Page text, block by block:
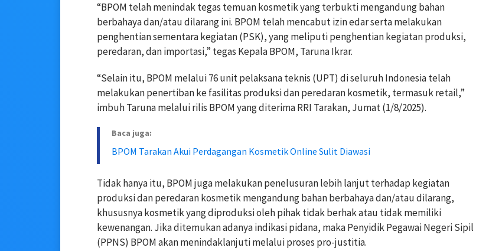
“BPOM telah menindak tegas temuan kosmetik yang terbukti mengandung bahan
berbahaya dan/atau dilarang ini. BPOM telah mencabut izin edar serta melakukan
penghentian sementara kegiatan (PSK), yang meliputi penghentian kegiatan produksi,
peredaran, dan importasi,” tegas Kepala BPOM, Taruna Ikrar.
“Selain itu, BPOM melalui 76 unit pelaksana teknis (UPT) di seluruh Indonesia telah
melakukan penertiban ke fasilitas produksi dan peredaran kosmetik, termasuk retail,”
imbuh Taruna melalui rilis BPOM yang diterima RRI Tarakan, Jumat (1/8/2025).
Baca juga:
BPOM Tarakan Akui Perdagangan Kosmetik Online Sulit Diawasi
Tidak hanya itu, BPOM juga melakukan penelusuran lebih lanjut terhadap kegiatan
produksi dan peredaran kosmetik mengandung bahan berbahaya dan/atau dilarang,
khususnya kosmetik yang diproduksi oleh pihak tidak berhak atau tidak memiliki
kewenangan. Jika ditemukan adanya indikasi pidana, maka Penyidik Pegawai Negeri Sipil
(PPNS) BPOM akan menindaklanjuti melalui proses pro-justitia.